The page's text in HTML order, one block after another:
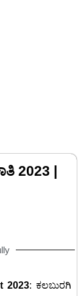
2023 |
2023: ಕಲಬುರಗಿ